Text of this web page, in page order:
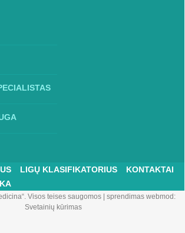
LIGŲ KLASIFIKATORIUS
KONTAKTAI
Visos teises saugomos| sprendimas webmod:
Svetainių kūrimas